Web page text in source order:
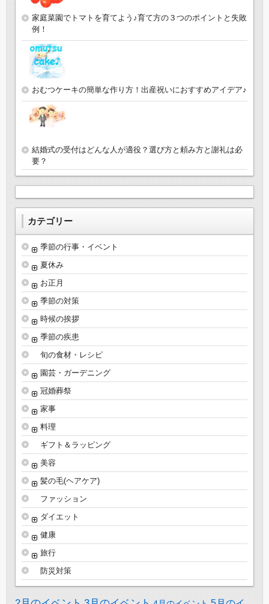
家庭菜園でトマトを育てよう♪育て方の３つのポイントと失敗
例！
おむつケーキの簡単な作り方！出産祝いにおすすめアイデア♪
結婚式の受付はどんな人が適役？選び方と頼み方と謝礼は必
要？
カテゴリー
季節の行事・イベント
夏休み
お正月
季節の対策
時候の挨拶
季節の疾患
旬の食材・レシピ
園芸・ガーデニング
冠婚葬祭
家事
料理
ギフト＆ラッピング
美容
髪の毛(ヘアケア)
ファッション
ダイエット
健康
旅行
防災対策